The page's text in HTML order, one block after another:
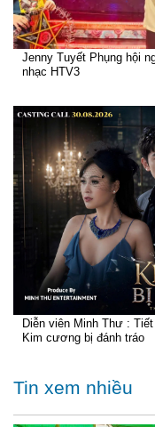
Jenny Tuyết Phụng hội
nhạc HTV3
Diễn viên Minh Thư :
Kim cương bị đánh tráo
Tin xem nhiều